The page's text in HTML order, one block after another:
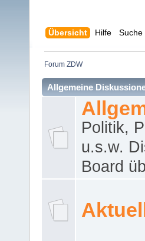
Übersicht Hilfe Suche
Forum ZDW
Allgemeine
Politik,
u.s.w.
Board